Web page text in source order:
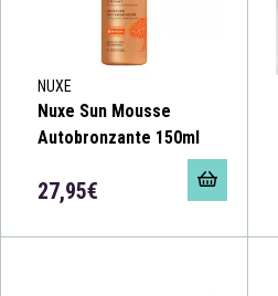
NUXE
Nuxe Sun Mousse
Autobronzante 150ml
27,95€